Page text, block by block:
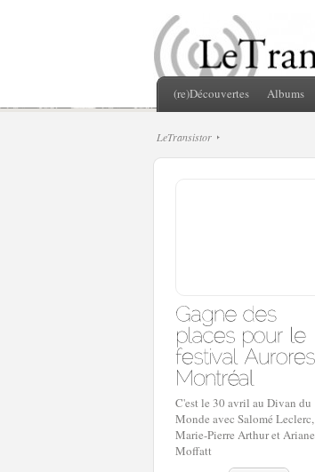
(re)Découvertes Albums
LeTransistor
C'est le 30 avril au Divan du
Monde avec Salomé Leclerc,
Marie-Pierre Arthur et Ariane
Moffatt